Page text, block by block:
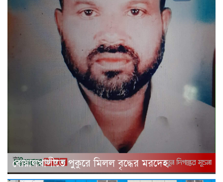
বোয়ালখালীতে পুকুরে মিলল বৃদ্ধের মরদেহ